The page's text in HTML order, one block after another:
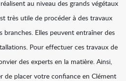
au niveau des grands végétaux
très utile de procéder à des travaux
Elles peuvent entraîner des
Pour effectuer ces travaux de
des experts en la matière. Ainsi,
de placer votre confiance en Clément